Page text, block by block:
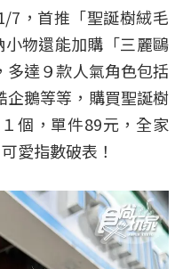
7，首推「聖誕樹絨毛
物還能加購「三麗鷗
多達９款人氣角色包括
企鵝等等，購買聖誕樹
個，單件89元，全家
愛指數破表！